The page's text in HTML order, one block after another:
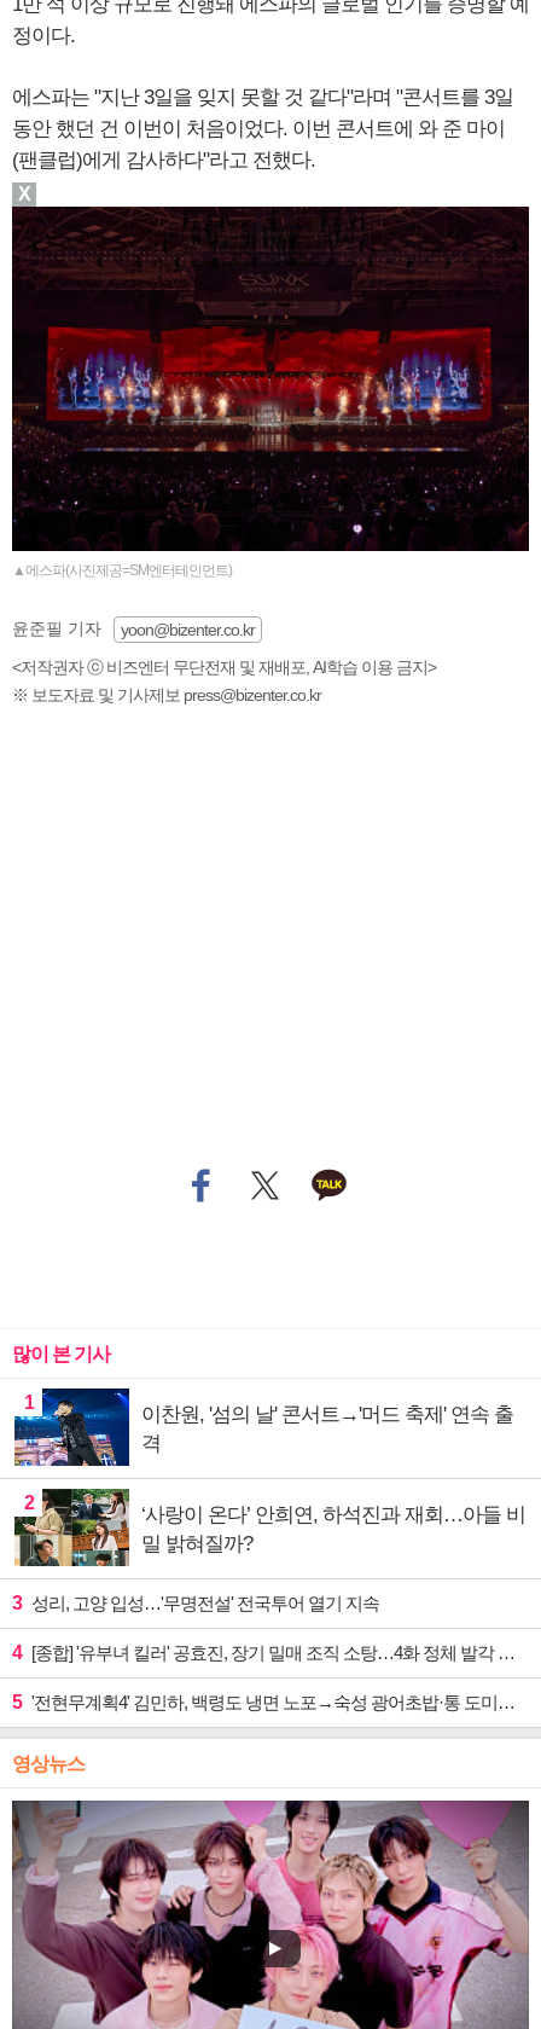
정이다.
에스파는 "지난 3일을 잊지 못할 것 같다"라며 "콘서트를 3일
동안 했던 건 이번이 처음이었다. 이번 콘서트에 와 준 마이
(팬클럽)에게 감사하다"라고 전했다.
▲에스파(사진제공=SM엔터테인먼트)
윤준필 기자
yoon@bizenter.co.kr
<저작권자 ⓒ 비즈엔터 무단전재 및 재배포, AI학습 이용 금지>
※ 보도자료 및 기사제보 press@bizenter.co.kr
많이 본 기사
1
이찬원, '섬의 날' 콘서트→'머드 축제' 연속 출
격
2
‘사랑이 온다’ 안희연, 하석진과 재회…아들 비
밀 밝혀질까?
3 성리, 고양 입성…'무명전설' 전국투어 열기 지속
4 [종합] '유부녀 킬러' 공효진, 장기 밀매 조직 소탕…4화 정체 발각 위기 예고
5 '전현무계획4' 김민하, 백령도 냉면 노포→숙성 광어초밥·통 도미찜 맛집 탐방
영상뉴스
X